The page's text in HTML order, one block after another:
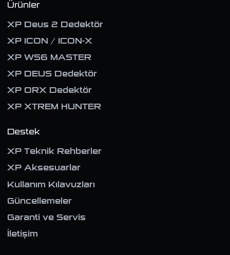
Ürünler
XP Deus 2 Dedektör
XP ICON / ICON-X
XP WS6 MASTER
XP DEUS Dedektör
XP ORX Dedektör
XP XTREM HUNTER
Destek
XP Teknik Rehberler
XP Aksesuarlar
Kullanım Kılavuzları
Güncellemeler
Garanti ve Servis
İletişim